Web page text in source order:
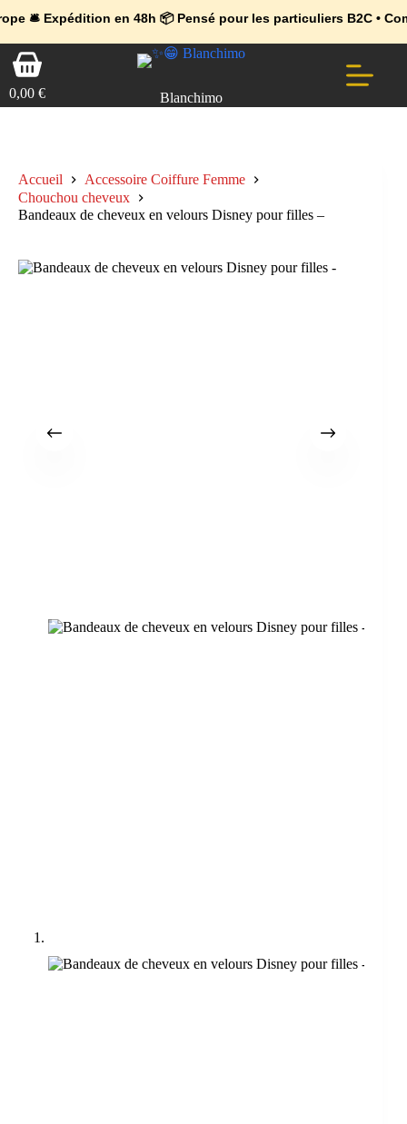
en 48h 📦 Pensé pour les particuliers B2C •
🔥 Déjà adopté par les pros 👉 Passez en Espace Pro B2B 📦
💼 Offres réservées aux professionnels 🚀 Rejoignez l’Espace Pro
PasserPanier
d’achat
0,00 € Blanchimo
Accueil
Accessoire Coiffure Femme
Chouchou cheveux
Bandeaux de cheveux en velours Disney pour filles –